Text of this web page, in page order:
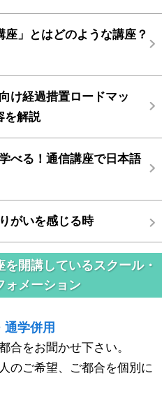
座」とはどのような講座？
け経過措置ロードマッ
を解説
べる！通信講座で日本語
がいを感じる時
開講しているスクール・
ォメーション
通学併用
合をお聞かせ下さい。
望、ご都合を個別に